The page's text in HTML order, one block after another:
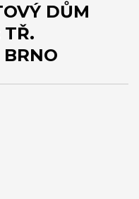
DŮM
TŘ.
BRNO